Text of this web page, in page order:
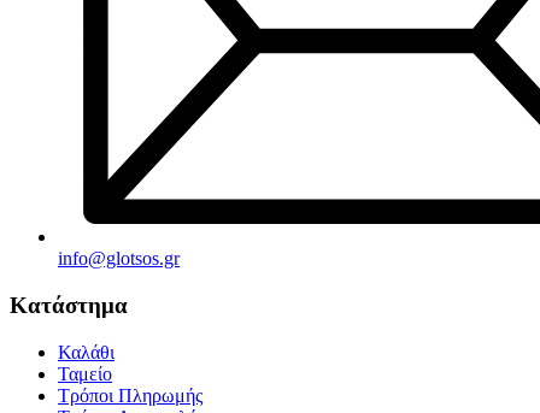
info@glotsos.gr
Κατάστημα
Καλάθι
Ταμείο
Τρόποι Πληρωμής